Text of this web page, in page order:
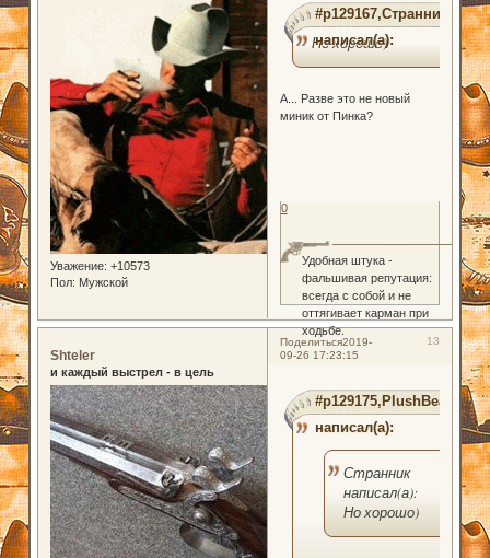
Уважение: +10573
Пол: Мужской
#p129167,Странник
написал(а):
Но хорошо)
А... Разве это не новый
миник от Пинка?
Удобная штука -
фальшивая репутация:
всегда с собой и не
оттягивает карман при
ходьбе.
0
Поделиться 13
2019-
09-26 17:23:15
Shteler
и каждый выстрел - в цель
#p129175,PlushBear
написал(а):
Странник
написал(а):
Но хорошо)